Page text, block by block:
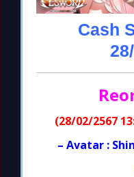
Cash
(28/02/2567
– Avatar :